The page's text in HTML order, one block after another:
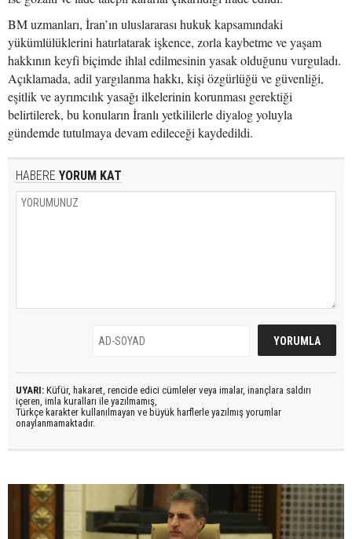
BM uzmanları, İran’ın uluslararası hukuk kapsamındaki
yükümlülüklerini hatırlatarak işkence, zorla kaybetme ve yaşam
hakkının keyfi biçimde ihlal edilmesinin yasak olduğunu vurguladı.
Açıklamada, adil yargılanma hakkı, kişi özgürlüğü ve güvenliği,
eşitlik ve ayrımcılık yasağı ilkelerinin korunması gerektiği
belirtilerek, bu konuların İranlı yetkililerle diyalog yoluyla
gündemde tutulmaya devam edileceği kaydedildi.
HABERE YORUM KAT
UYARI: Küfür, hakaret, rencide edici cümleler veya imalar, inançlara saldırı
içeren, imla kuralları ile yazılmamış,
Türkçe karakter kullanılmayan ve büyük harflerle yazılmış yorumlar
onaylanmamaktadır.